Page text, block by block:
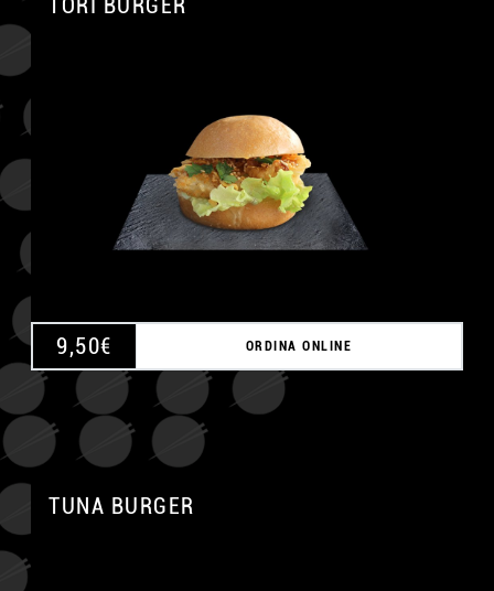
TORI BURGER
9,50€ ORDINA ONLINE
TUNA BURGER